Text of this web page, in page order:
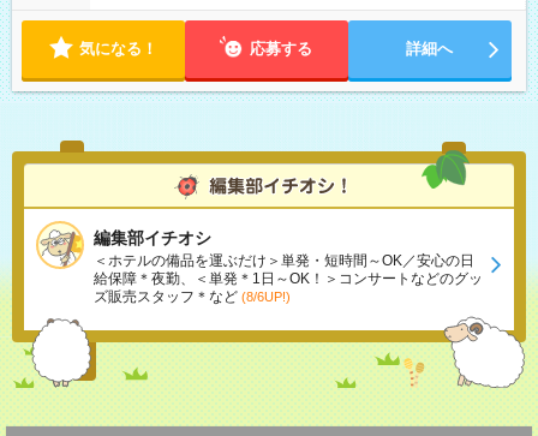
気になる！ 応募する 詳細へ
編集部イチオシ
＜ホテルの備品を運ぶだけ＞単発・短時間～OK／安心の日
給保障＊夜勤、＜単発＊1日～OK！＞コンサートなどのグッ
ズ販売スタッフ＊など (8/6UP!)